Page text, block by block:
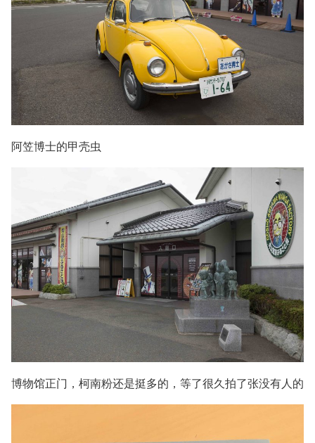
阿笠博士的甲壳虫
博物馆正门，柯南粉还是挺多的，等了很久拍了张没有人的